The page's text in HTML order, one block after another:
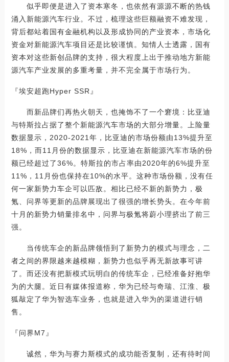
似乎即便是进入了资本寒冬，也依然有源源不断的热钱
涌入新能源汽车行业。不过，梳理这些巨额融资不难发现，
背后都站着国有金融机构以及形成协同的产业资本，市场化
资金对新能源汽车项目还是比较谨慎。知情人士透露，国有
资本对这些新创品牌的支持，很大程度上出于推动地方新能
源汽车产业发展的多重考量，并不完全属于市场行为。
『埃安超跑Hyper SSR』
而新品牌们再热火朝天，也掩饰不了一个窘境：比亚迪
与特斯拉占据了整个新能源汽车市场的大部分增量。上险量
数据显示，2020-2021年，比亚迪的市场份额由13%提升至
18%，而11月份的数据显示，比亚迪在新能源汽车市场的份
额已经超过了36%。特斯拉的市占率由2020年的6%提升至
11%，11月份也保持在10%的水平。这种市场份额，没有任
何一家新势力车企可以匹敌。相比已经不新的新势力，极
氪、问界等更新的品牌展现出了很强的增长势头。在今年前
十月的新势力销量排名中，问界与极氪将蔚小理挤出了前三
强。
当传统车企的新品牌领悟到了新势力的模式与理念，二
者之间的界限越来越模糊，新势力也似乎再无新故事可讲
了。而还没有把新模式玩明白的传统车企，已经准备好抱华
为的大腿。近日有媒体报道称，华为已经与奇瑞、江淮、极
狐敲定了华为智选车业务，也就是进入华为的渠道进行销
售。
『问界M7』
诚然，华为与赛力斯模式的成功能否复制，还有待时间